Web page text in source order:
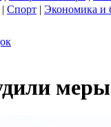
| Спорт | Экономика и